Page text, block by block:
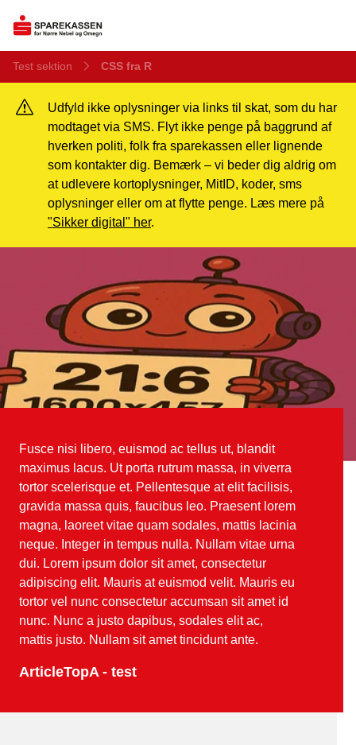
Test sektion CSS fra R
Udfyld ikke oplysninger via links til skat, som du har
modtaget via SMS. Flyt ikke penge på baggrund af
hverken politi, folk fra sparekassen eller lignende
som kontakter dig. Bemærk – vi beder dig aldrig om
at udlevere kortoplysninger, MitID, koder, sms
oplysninger eller om at flytte penge. Læs mere på
"Sikker digital" her.
Fusce nisi libero, euismod ac tellus ut, blandit
maximus lacus. Ut porta rutrum massa, in viverra
tortor scelerisque et. Pellentesque at elit facilisis,
gravida massa quis, faucibus leo. Praesent lorem
magna, laoreet vitae quam sodales, mattis lacinia
neque. Integer in tempus nulla. Nullam vitae urna
dui. Lorem ipsum dolor sit amet, consectetur
adipiscing elit. Mauris at euismod velit. Mauris eu
tortor vel nunc consectetur accumsan sit amet id
nunc. Nunc a justo dapibus, sodales elit ac,
mattis justo. Nullam sit amet tincidunt ante.
ArticleTopA - test